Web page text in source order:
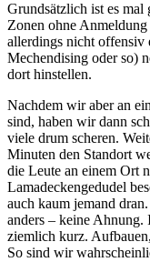
Grundsätzlich ist es mal
Zonen ohne
allerdings nicht offensiv
Mechendising oder so)
dort hinstellen.
Nachdem wir aber an
sind, haben wir dann
viele drum scheren.
Minuten den Standort
die Leute an einem Ort
Lamadeckengedudel
auch kaum jemand
anders – keine
ziemlich kurz.
So sind wir